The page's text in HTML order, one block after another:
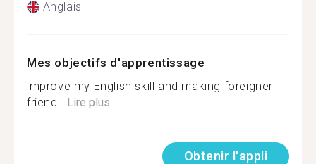
Anglais
Mes objectifs d'apprentissage
improve my English skill and making foreigner
friend...Lire plus
Obtenir l'appli